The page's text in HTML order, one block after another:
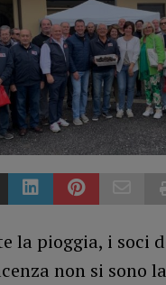
la pioggia, i soci
non si sono